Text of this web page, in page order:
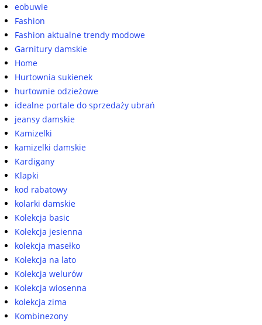
eobuwie
Fashion
Fashion aktualne trendy modowe
Garnitury damskie
Home
Hurtownia sukienek
hurtownie odzieżowe
idealne portale do sprzedaży ubrań
jeansy damskie
Kamizelki
kamizelki damskie
Kardigany
Klapki
kod rabatowy
kolarki damskie
Kolekcja basic
Kolekcja jesienna
kolekcja masełko
Kolekcja na lato
Kolekcja welurów
Kolekcja wiosenna
kolekcja zima
Kombinezony